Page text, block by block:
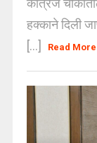
कात्रज
हक्काने दिली
[...]
Read More